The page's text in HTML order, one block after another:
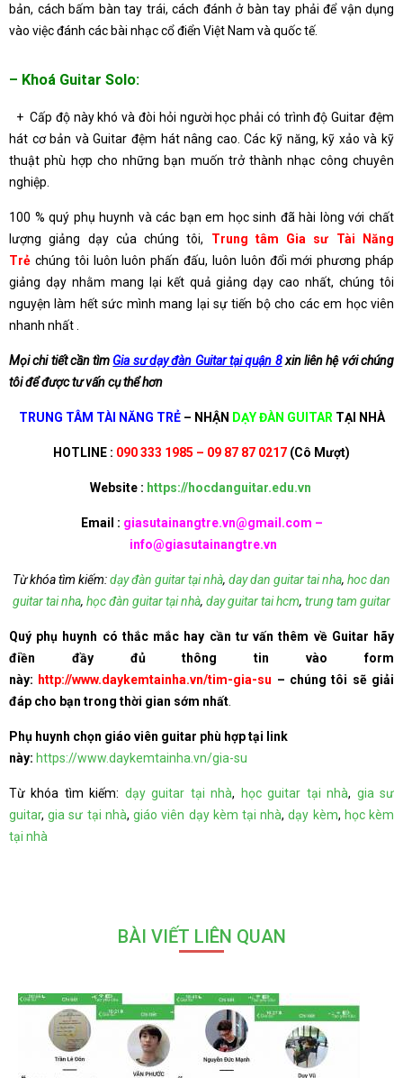
bản, cách bấm bàn tay trái, cách đánh ở bàn tay phải để vận dụng
vào việc đánh các bài nhạc cổ điển Việt Nam và quốc tế.
– Khoá Guitar Solo:
+ Cấp độ này khó và đòi hỏi người học phải có trình độ Guitar đệm
hát cơ bản và Guitar đệm hát nâng cao. Các kỹ năng, kỹ xảo và kỹ
thuật phù hợp cho những bạn muốn trở thành nhạc công chuyên
nghiệp.
100 % quý phụ huynh và các bạn em học sinh đã hài lòng với chất
lượng giảng dạy của chúng tôi, Trung tâm Gia sư Tài Năng
Trẻ chúng tôi luôn luôn phấn đấu, luôn luôn đổi mới phương pháp
giảng dạy nhằm mang lại kết quả giảng dạy cao nhất, chúng tôi
nguyện làm hết sức mình mang lại sự tiến bộ cho các em học viên
nhanh nhất .
Mọi chi tiết cần tìm Gia sư dạy đàn Guitar tại quận 8xin liên hệ với chúng
tôi để được tư vấn cụ thể hơn
TRUNG TÂM TÀI NĂNG TRẺ– NHẬN DẠY ĐÀN GUITAR TẠI NHÀ
HOTLINE : 090 333 1985 – 09 87 87 0217 (Cô Mượt)
Website : https://hocdanguitar.edu.vn
Email : giasutainangtre.vn@gmail.com –
info@giasutainangtre.vn
Từ khóa tìm kiếm:dạy đàn guitar tại nhà, day dan guitar tai nha, hoc dan
guitar tai nha, học đàn guitar tại nhà, day guitar tai hcm, trung tam guitar
Quý phụ huynh có thắc mắc hay cần tư vấn thêm về Guitar hãy
điền đầy đủ thông tin vào form
này: http://www.daykemtainha.vn/tim-gia-su – chúng tôi sẽ giải
đáp cho bạn trong thời gian sớm nhất
Phụ huynh chọn giáo viên guitar phù hợp tại link
này: https://www.daykemtainha.vn/gia-su
Từ khóa tìm kiếm: dạy guitar tại nhà, học guitar tại nhà, gia sư
guitar,gia sư tại nhà,giáo viên dạy kèm tại nhà,dạy kèm, học kèm
tại nhà
BÀI VIẾT LIÊN QUAN